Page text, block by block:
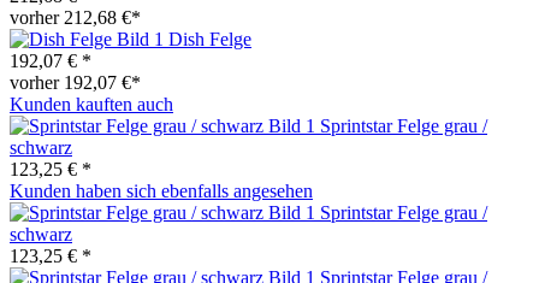
vorher 212,68 €*
Dish Felge
192,07 € *
vorher 192,07 €*
Kunden kauften auch
Sprintstar Felge grau /
schwarz
123,25 € *
Kunden haben sich ebenfalls angesehen
Sprintstar Felge grau /
schwarz
123,25 € *
Sprintstar Felge grau /